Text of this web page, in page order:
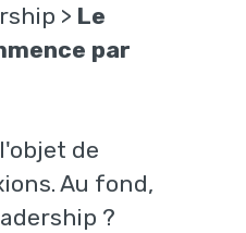
> Le
par
de
Au fond,
?